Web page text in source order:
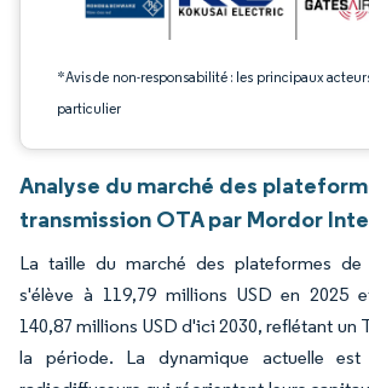
*Avis de non-responsabilité : les principaux
particulier
Analyse du marché des
transmission OTA par Mordor
La taille du marché des plateformes de
s'élève à 119,79 millions USD en 2025
140,87 millions USD d'ici 2030, reflétant un
la période. La dynamique actuelle